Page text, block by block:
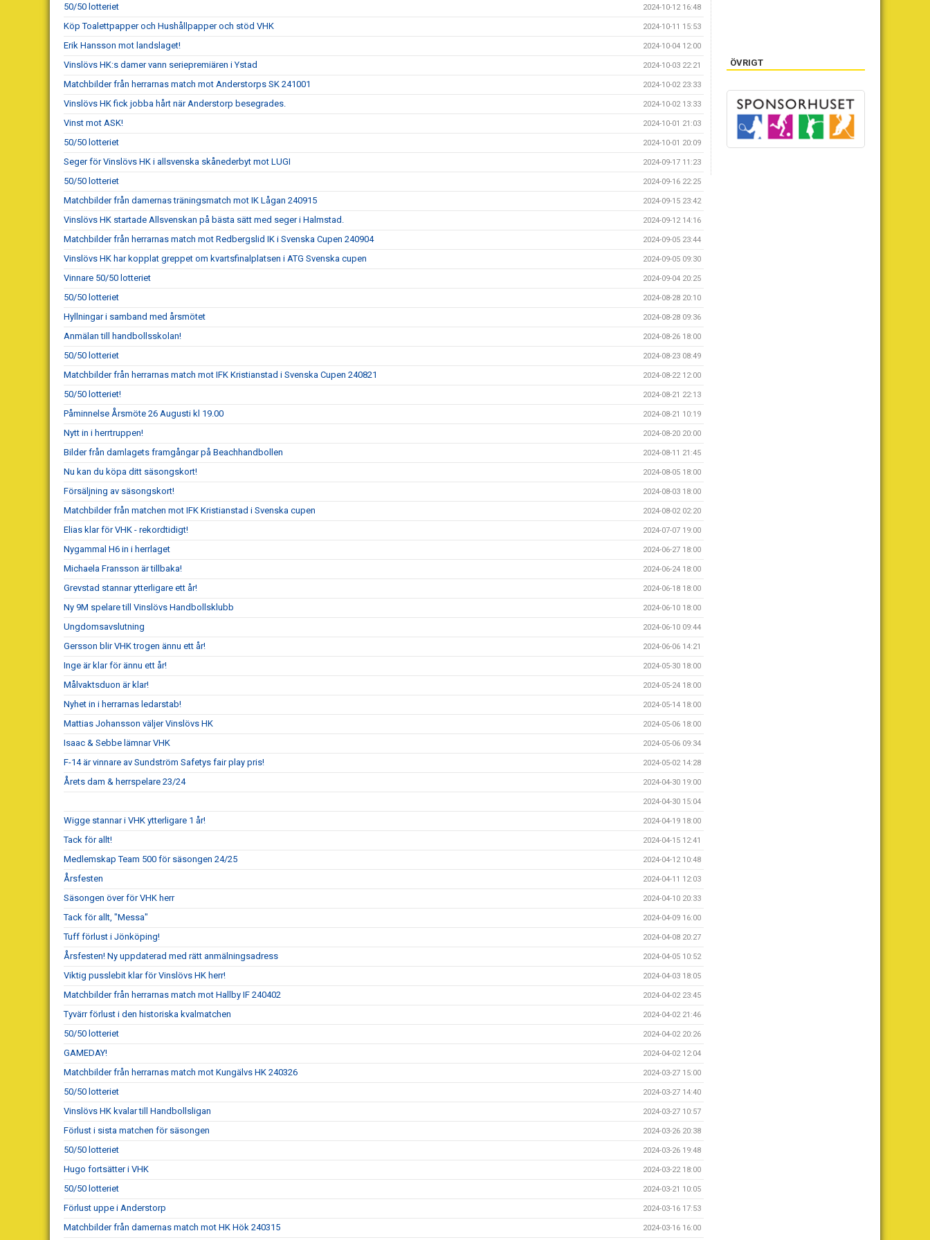
50/50 lotteriet 2024-10-12 16:48
Köp Toalettpapper och Hushållpapper och stöd VHK 2024-10-11 15:53
Erik Hansson mot landslaget! 2024-10-04 12:00
Vinslövs HK:s damer vann seriepremiären i Ystad 2024-10-03 22:21
Matchbilder från herrarnas match mot Anderstorps SK 241001 2024-10-02 23:33
Vinslövs HK fick jobba hårt när Anderstorp besegrades. 2024-10-02 13:33
Vinst mot ASK! 2024-10-01 21:03
50/50 lotteriet 2024-10-01 20:09
Seger för Vinslövs HK i allsvenska skånederbyt mot LUGI 2024-09-17 11:23
50/50 lotteriet 2024-09-16 22:25
Matchbilder från damernas träningsmatch mot IK Lågan 240915 2024-09-15 23:42
Vinslövs HK startade Allsvenskan på bästa sätt med seger i Halmstad. 2024-09-12 14:16
Matchbilder från herrarnas match mot Redbergslid IK i Svenska Cupen 240904 2024-09-05 23:44
Vinslövs HK har kopplat greppet om kvartsfinalplatsen i ATG Svenska cupen 2024-09-05 09:30
Vinnare 50/50 lotteriet 2024-09-04 20:25
50/50 lotteriet 2024-08-28 20:10
Hyllningar i samband med årsmötet 2024-08-28 09:36
Anmälan till handbollsskolan! 2024-08-26 18:00
50/50 lotteriet 2024-08-23 08:49
Matchbilder från herrarnas match mot IFK Kristianstad i Svenska Cupen 240821 2024-08-22 12:00
50/50 lotteriet! 2024-08-21 22:13
Påminnelse Årsmöte 26 Augusti kl 19.00 2024-08-21 10:19
Nytt in i herrtruppen! 2024-08-20 20:00
Bilder från damlagets framgångar på Beachhandbollen 2024-08-11 21:45
Nu kan du köpa ditt säsongskort! 2024-08-05 18:00
Försäljning av säsongskort! 2024-08-03 18:00
Matchbilder från matchen mot IFK Kristianstad i Svenska cupen 2024-08-02 02:20
Elias klar för VHK - rekordtidigt! 2024-07-07 19:00
Nygammal H6 in i herrlaget 2024-06-27 18:00
Michaela Fransson är tillbaka! 2024-06-24 18:00
Grevstad stannar ytterligare ett år! 2024-06-18 18:00
Ny 9M spelare till Vinslövs Handbollsklubb 2024-06-10 18:00
Ungdomsavslutning 2024-06-10 09:44
Gersson blir VHK trogen ännu ett år! 2024-06-06 14:21
Inge är klar för ännu ett år! 2024-05-30 18:00
Målvaktsduon är klar! 2024-05-24 18:00
Nyhet in i herrarnas ledarstab! 2024-05-14 18:00
Mattias Johansson väljer Vinslövs HK 2024-05-06 18:00
Isaac & Sebbe lämnar VHK 2024-05-06 09:34
F-14 är vinnare av Sundström Safetys fair play pris! 2024-05-02 14:28
Årets dam & herrspelare 23/24 2024-04-30 19:00
2024-04-30 15:04
Wigge stannar i VHK ytterligare 1 år! 2024-04-19 18:00
Tack för allt! 2024-04-15 12:41
Medlemskap Team 500 för säsongen 24/25 2024-04-12 10:48
Årsfesten 2024-04-11 12:03
Säsongen över för VHK herr 2024-04-10 20:33
Tack för allt, "Messa" 2024-04-09 16:00
Tuff förlust i Jönköping! 2024-04-08 20:27
Årsfesten! Ny uppdaterad med rätt anmälningsadress 2024-04-05 10:52
Viktig pusslebit klar för Vinslövs HK herr! 2024-04-03 18:05
Matchbilder från herrarnas match mot Hallby IF 240402 2024-04-02 23:45
Tyvärr förlust i den historiska kvalmatchen 2024-04-02 21:46
50/50 lotteriet 2024-04-02 20:26
GAMEDAY! 2024-04-02 12:04
Matchbilder från herrarnas match mot Kungälvs HK 240326 2024-03-27 15:00
50/50 lotteriet 2024-03-27 14:40
Vinslövs HK kvalar till Handbollsligan 2024-03-27 10:57
Förlust i sista matchen för säsongen 2024-03-26 20:38
50/50 lotteriet 2024-03-26 19:48
Hugo fortsätter i VHK 2024-03-22 18:00
50/50 lotteriet 2024-03-21 10:05
Förlust uppe i Anderstorp 2024-03-16 17:53
Matchbilder från damernas match mot HK Hök 240315 2024-03-16 16:00
ÖVRIGT